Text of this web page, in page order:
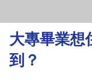
理
財
大專畢業想
到？